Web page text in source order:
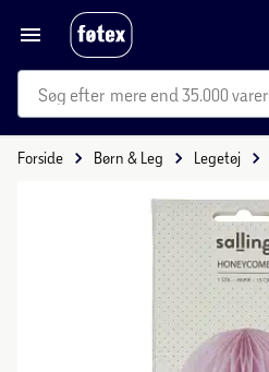
mere end 35.000 varer
Forside Børn & Leg Legetøj